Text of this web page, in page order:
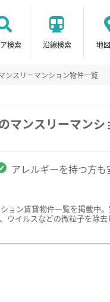
検索 沿線検索 地
ンスリーマンション物件一覧
マンスリーマン
アレルギーを持つ方も
ン賃貸物件一覧を掲載中
イルスなどの微粒子を除